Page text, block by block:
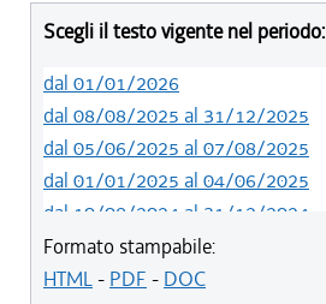
Scegli il testo vigente nel periodo:
dal 01/01/2026
dal 08/08/2025 al 31/12/2025
dal 05/06/2025 al 07/08/2025
dal 01/01/2025 al 04/06/2025
dal 10/08/2024 al 31/12/2024
dal 14/05/2024 al 09/08/2024
dal 11/08/2022 al 13/05/2024
Formato stampabile:
HTML- PDF - DOC